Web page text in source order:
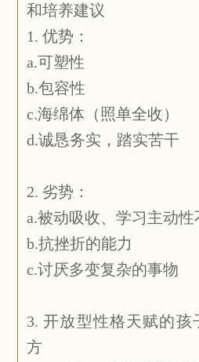
和培养建议
1. 优势：
a.可塑性
b.包容性
c.海绵体（照单全收）
d.诚恳务实，踏实苦干
2. 劣势：
a.被动吸收、学习主动性
b.抗挫折的能力
c.讨厌多变复杂的事物
3. 开放型性格天赋的
方